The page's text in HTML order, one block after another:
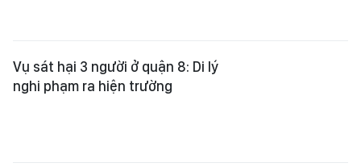
Vụ sát hại 3 người ở quận 8: Di lý
nghi phạm ra hiện trường